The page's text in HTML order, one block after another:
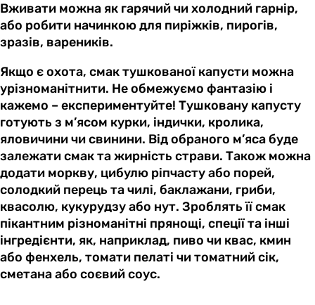
Вживати можна як гарячий чи холодний гарнір,
або робити начинкою для пиріжків, пирогів,
зразів, вареників.
Якщо є охота, смак тушкованої капусти можна
урізноманітнити. Не обмежуємо фантазію і
кажемо – експериментуйте! Тушковану капусту
готують з м’ясом курки, індички, кролика,
яловичини чи свинини. Від обраного м’яса буде
залежати смак та жирність страви. Також можна
додати моркву, цибулю ріпчасту або порей,
солодкий перець та чилі, баклажани, гриби,
квасолю, кукурудзу або нут. Зроблять її смак
пікантним різноманітні прянощі, спеції та інші
інгредієнти, як, наприклад, пиво чи квас, кмин
або фенхель, томати пелаті чи томатний сік,
сметана або соєвий соус.